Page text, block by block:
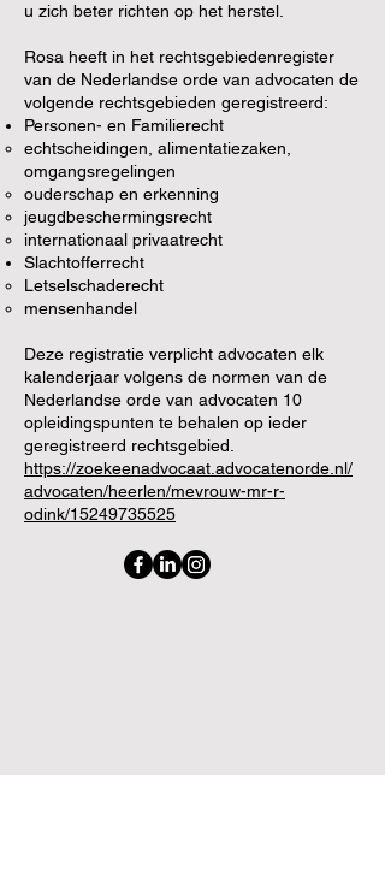
u zich beter richten op het herstel.
Rosa heeft in het rechtsgebiedenregister
van de Nederlandse orde van advocaten de
volgende rechtsgebieden geregistreerd:
Personen- en Familierecht
echtscheidingen, alimentatiezaken,
omgangsregelingen
ouderschap en erkenning
jeugdbeschermingsrecht
internationaal privaatrecht
Slachtofferrecht
Letselschaderecht
mensenhandel
Deze registratie verplicht advocaten elk
kalenderjaar volgens de normen van de
Nederlandse orde van advocaten 10
opleidingspunten te behalen op ieder
geregistreerd rechtsgebied.
https://zoekeenadvocaat.advocatenorde.nl/
advocaten/heerlen/mevrouw-mr-r-
odink/15249735525